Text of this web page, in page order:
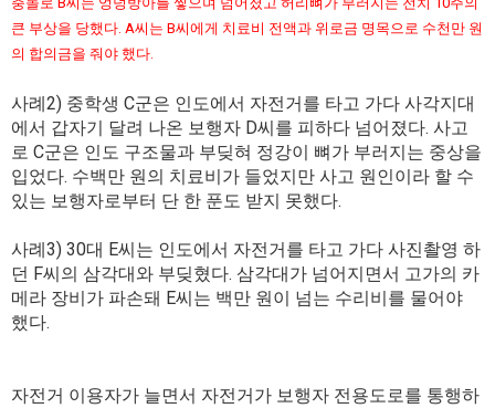
큰 부상을 당했다. A씨는 B씨에게 치료비 전액과 위로금 명목으로 수천만 원
의 합의금을 줘야 했다.
사례2) 중학생 C군은 인도에서 자전거를 타고 가다 사각지대
에서 갑자기 달려 나온 보행자 D씨를 피하다 넘어졌다. 사고
로 C군은 인도 구조물과 부딪혀 정강이 뼈가 부러지는 중상을
입었다. 수백만 원의 치료비가 들었지만 사고 원인이라 할 수
있는 보행자로부터 단 한 푼도 받지 못했다.
사례3) 30대 E씨는 인도에서 자전거를 타고 가다 사진촬영 하
던 F씨의 삼각대와 부딪혔다. 삼각대가 넘어지면서 고가의 카
메라 장비가 파손돼 E씨는 백만 원이 넘는 수리비를 물어야
했다.
자전거 이용자가 늘면서 자전거가 보행자 전용도로를 통행하